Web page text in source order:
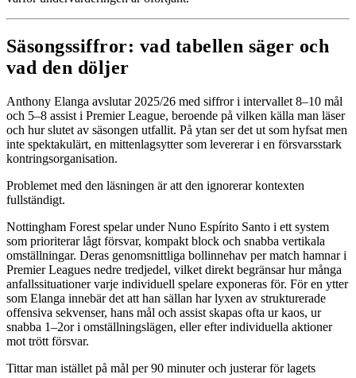
Säsongssiffror: vad tabellen säger och
vad den döljer
Anthony Elanga avslutar 2025/26 med siffror i intervallet 8–10 mål
och 5–8 assist i Premier League, beroende på vilken källa man läser
och hur slutet av säsongen utfallit. På ytan ser det ut som hyfsat men
inte spektakulärt, en mittenlagsytter som levererar i en försvarsstark
kontringsorganisation.
Problemet med den läsningen är att den ignorerar kontexten
fullständigt.
Nottingham Forest spelar under Nuno Espírito Santo i ett system
som prioriterar lågt försvar, kompakt block och snabba vertikala
omställningar. Deras genomsnittliga bollinnehav per match hamnar i
Premier Leagues nedre tredjedel, vilket direkt begränsar hur många
anfallssituationer varje individuell spelare exponeras för. För en ytter
som Elanga innebär det att han sällan har lyxen av strukturerade
offensiva sekvenser, hans mål och assist skapas ofta ur kaos, ur
snabba 1–2or i omställningslägen, eller efter individuella aktioner
mot trött försvar.
Tittar man istället på mål per 90 minuter och justerar för lagets